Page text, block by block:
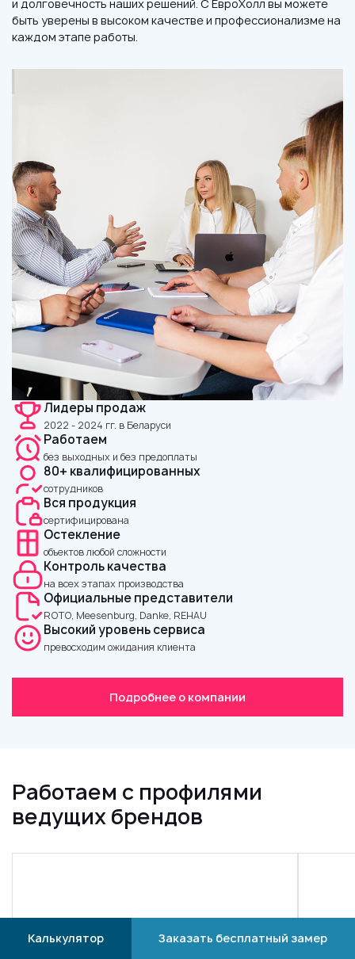
Калькулятор Заказать бесплатный замер
и долговечность наших решений. С ЕвроХолл вы можете
быть уверены в высоком качестве и профессионализме на
каждом этапе работы.
Лидеры продаж
2022 - 2024 гг. в Беларуси
Работаем
без выходных и без предоплаты
80+ квалифицированных
сотрудников
Вся продукция
сертифицирована
Остекление
объектов любой сложности
Контроль качества
на всех этапах производства
Официальные представители
ROTO, Meesenburg, Dankе, REHAU
Высокий уровень сервиса
превосходим ожидания клиента
Подробнее о компании
Работаем с профилями
ведущих брендов